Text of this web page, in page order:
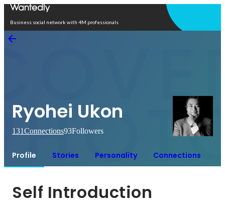
Business social network with 4M professionals
Ryohei Ukon
131Connections93Followers
Profile Stories Personality Connections
Self Introduction